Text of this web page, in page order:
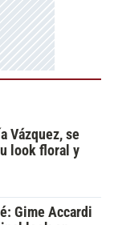
Vázquez, se
look floral y
Gime Accardi